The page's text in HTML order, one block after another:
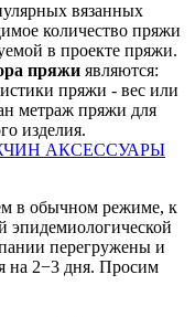
вязанных
количество пряжи
в проекте пряжи.
пряжи являются:
пряжи - вес или
метраж пряжи для
изделия.
АКСЕССУАРЫ
в обычном режиме, к
эпидемиологической
перегружены и
на 2−3 дня. Просим